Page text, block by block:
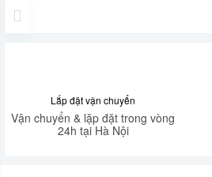
Lắp đặt vận chuyển
Vận chuyển & lặp đặt trong vòng
24h tại Hà Nội